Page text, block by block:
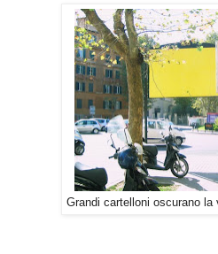
Grandi cartelloni oscurano la